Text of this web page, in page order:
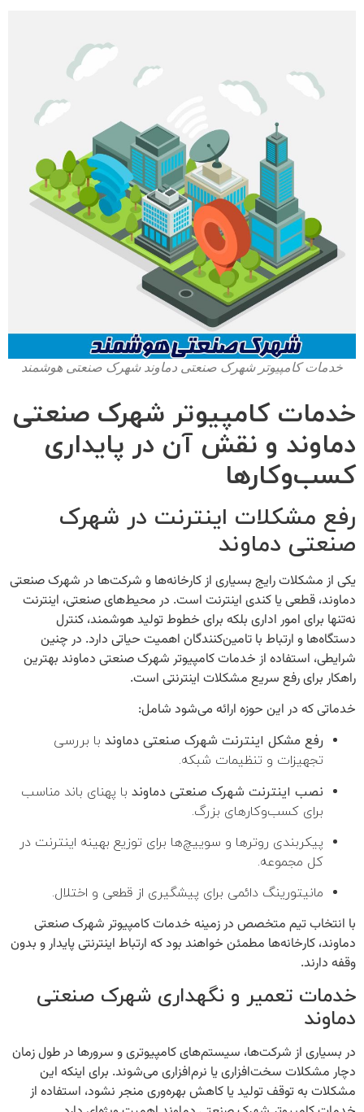
خدمات کامپیوتر شهرک صنعتی دماوند شهرک صنعتی هوشمند
خدمات کامپیوتر شهرک صنعتی
دماوند و نقش آن در پایداری
کسب‌وکارها
رفع مشکلات اینترنت در شهرک
صنعتی دماوند
یکی از مشکلات رایج بسیاری از کارخانه‌ها و شرکت‌ها در شهرک صنعتی
دماوند، قطعی یا کندی اینترنت است. در محیط‌های صنعتی، اینترنت
نه‌تنها برای امور اداری بلکه برای خطوط تولید هوشمند، کنترل
دستگاه‌ها و ارتباط با تامین‌کنندگان اهمیت حیاتی دارد. در چنین
شرایطی، استفاده از خدمات کامپیوتر شهرک صنعتی دماوند بهترین
راهکار برای رفع سریع مشکلات اینترنتی است.
خدماتی که در این حوزه ارائه می‌شود شامل:
رفع مشکل اینترنت شهرک صنعتی دماوند با بررسی
تجهیزات و تنظیمات شبکه.
نصب اینترنت شهرک صنعتی دماوند با پهنای باند مناسب
برای کسب‌وکارهای بزرگ.
پیکربندی روترها و سوییچ‌ها برای توزیع بهینه اینترنت در
کل مجموعه.
مانیتورینگ دائمی برای پیشگیری از قطعی و اختلال.
با انتخاب تیم متخصص در زمینه خدمات کامپیوتر شهرک صنعتی
دماوند، کارخانه‌ها مطمئن خواهند بود که ارتباط اینترنتی پایدار و بدون
وقفه دارند.
خدمات تعمیر و نگهداری شهرک صنعتی
دماوند
در بسیاری از شرکت‌ها، سیستم‌های کامپیوتری و سرورها در طول زمان
دچار مشکلات سخت‌افزاری یا نرم‌افزاری می‌شوند. برای اینکه این
مشکلات به توقف تولید یا کاهش بهره‌وری منجر نشود، استفاده از